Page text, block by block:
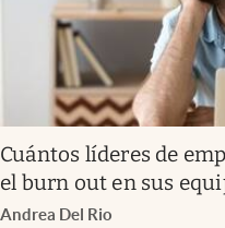
Cuántos líderes de
el burn out en sus
Andrea Del Rio